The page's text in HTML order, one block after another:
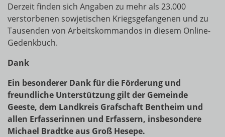
Derzeit finden sich Angaben zu mehr als 23.000
verstorbenen sowjetischen Kriegsgefangenen und zu
Tausenden von Arbeitskommandos in diesem Online-
Gedenkbuch.
Dank
Ein besonderer Dank für die Förderung und
freundliche Unterstützung gilt der Gemeinde
Geeste, dem Landkreis Grafschaft Bentheim und
allen Erfasserinnen und Erfassern, insbesondere
Michael Bradtke aus Groß Hesepe.